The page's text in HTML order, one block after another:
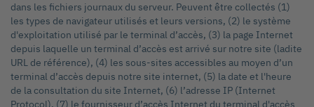
dans les fichiers journaux du serveur. Peuvent être collectés (1)
les types de navigateur utilisés et leurs versions, (2) le système
d'exploitation utilisé par le terminal d’accès, (3) la page Internet
depuis laquelle un terminal d’accès est arrivé sur notre site (ladite
URL de référence), (4) les sous-sites accessibles au moyen d’un
terminal d’accès depuis notre site internet, (5) la date et l'heure
de la consultation du site Internet, (6) l’adresse IP (Internet
Protocol), (7) le fournisseur d’accès Internet du terminal d'accès